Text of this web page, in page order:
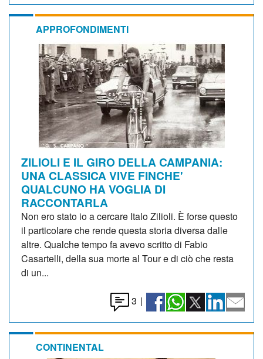
APPROFONDIMENTI
ZILIOLI E IL GIRO DELLA CAMPANIA:
UNA CLASSICA VIVE FINCHE'
QUALCUNO HA VOGLIA DI
RACCONTARLA
Non ero stato io a cercare Italo Zilioli. È forse questo
il particolare che rende questa storia diversa dalle
altre. Qualche tempo fa avevo scritto di Fabio
Casartelli, della sua morte al Tour e di ciò che resta
di un...
3 |
CONTINENTAL